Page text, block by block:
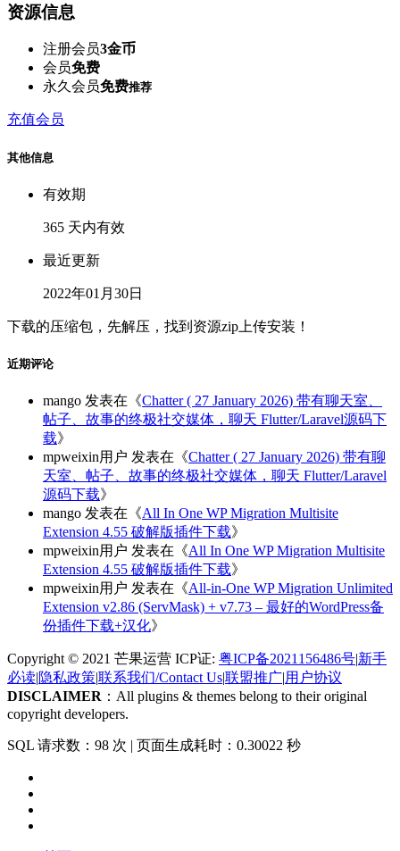
资源信息
注册会员3金币
会员免费
永久会员免费推荐
充值会员
其他信息
有效期
365 天内有效
最近更新
2022年01月30日
下载的压缩包，先解压，找到资源zip上传安装！
近期评论
mango 发表在《Chatter ( 27 January 2026) 带有聊天室、
帖子、故事的终极社交媒体，聊天 Flutter/Laravel源码下
载》
mpweixin用户 发表在《Chatter ( 27 January 2026) 带有聊
天室、帖子、故事的终极社交媒体，聊天 Flutter/Laravel
源码下载》
mango 发表在《All In One WP Migration Multisite
Extension 4.55 破解版插件下载》
mpweixin用户 发表在《All In One WP Migration Multisite
Extension 4.55 破解版插件下载》
mpweixin用户 发表在《All-in-One WP Migration Unlimited
Extension v2.86 (ServMask) + v7.73 – 最好的WordPress备
份插件下载+汉化》
Copyright © 2021 芒果运营 ICP证: 粤ICP备2021156486号|新手
必读|隐私政策|联系我们/Contact Us|联盟推广|用户协议
DISCLAIMER ：All plugins & themes belong to their original
copyright developers.
SQL 请求数：98 次 | 页面生成耗时：0.30022 秒